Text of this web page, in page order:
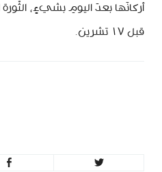
أركانَها بعدَ اليومِ بشيءٍ،
قبل ١٧ تشرين.